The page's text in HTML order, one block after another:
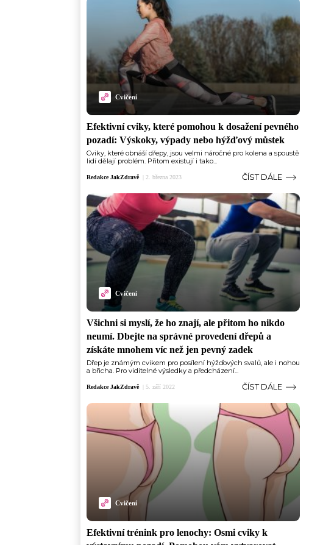
Cvičení
Efektivní cviky, které pomohou k dosažení pevného
pozadí: Výskoky, výpady nebo hýžďový můstek
Cviky, které obnáší dřepy, jsou velmi náročné pro kolena a spoustě
lidí dělají problém. Přitom existují i tako...
Redakce JakZdravě 2. března 2023 ČÍST DÁLE
Cvičení
Všichni si myslí, že ho znají, ale přitom ho nikdo
neumí. Dbejte na správné provedení dřepů a
získáte mnohem víc než jen pevný zadek
Dřep je známým cvikem pro posílení hýžďových svalů, ale i nohou
a břicha. Pro viditelné výsledky a předcházení...
Redakce JakZdravě 5. září 2022 ČÍST DÁLE
Cvičení
Efektivní trénink pro lenochy: Osmi cviky k